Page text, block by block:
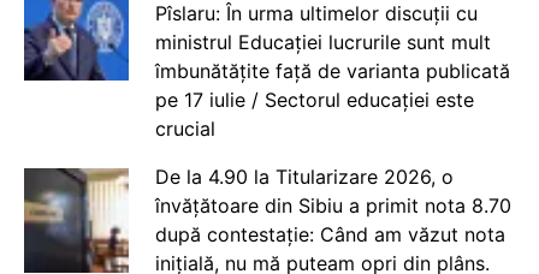
Pîslaru: În urma ultimelor discuții cu
ministrul Educației lucrurile sunt mult
îmbunătățite față de varianta publicată
pe 17 iulie / Sectorul educației este
crucial
De la 4.90 la Titularizare 2026, o
învățătoare din Sibiu a primit nota 8.70
după contestație: Când am văzut nota
inițială, nu mă puteam opri din plâns.